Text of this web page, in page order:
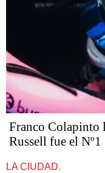
Franco Colapinto
Russell fue el Nº1
LA CIUDAD.